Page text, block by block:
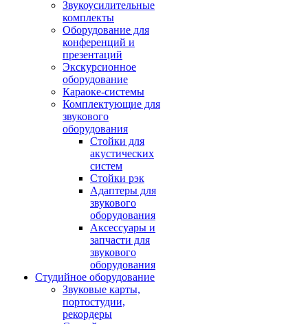
Звукоусилительные
комплекты
Оборудование для
конференций и
презентаций
Экскурсионное
оборудование
Караоке-системы
Комплектующие для
звукового
оборудования
Стойки для
акустических
систем
Стойки рэк
Адаптеры для
звукового
оборудования
Аксессуары и
запчасти для
звукового
оборудования
Студийное оборудование
Звуковые карты,
портостудии,
рекордеры